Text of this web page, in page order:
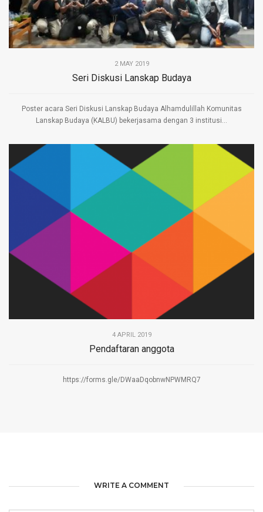
2 MAY 2019
Seri Diskusi Lanskap Budaya
Poster acara Seri Diskusi Lanskap Budaya Alhamdulillah Komunitas
Lanskap Budaya (KALBU) bekerjasama dengan 3 institusi...
4 APRIL 2019
Pendaftaran anggota
https://forms.gle/DWaaDqobnwNPWMRQ7
WRITE A COMMENT